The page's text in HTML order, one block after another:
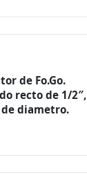
de Fo.Go.
recto de 1/2″,
diametro.